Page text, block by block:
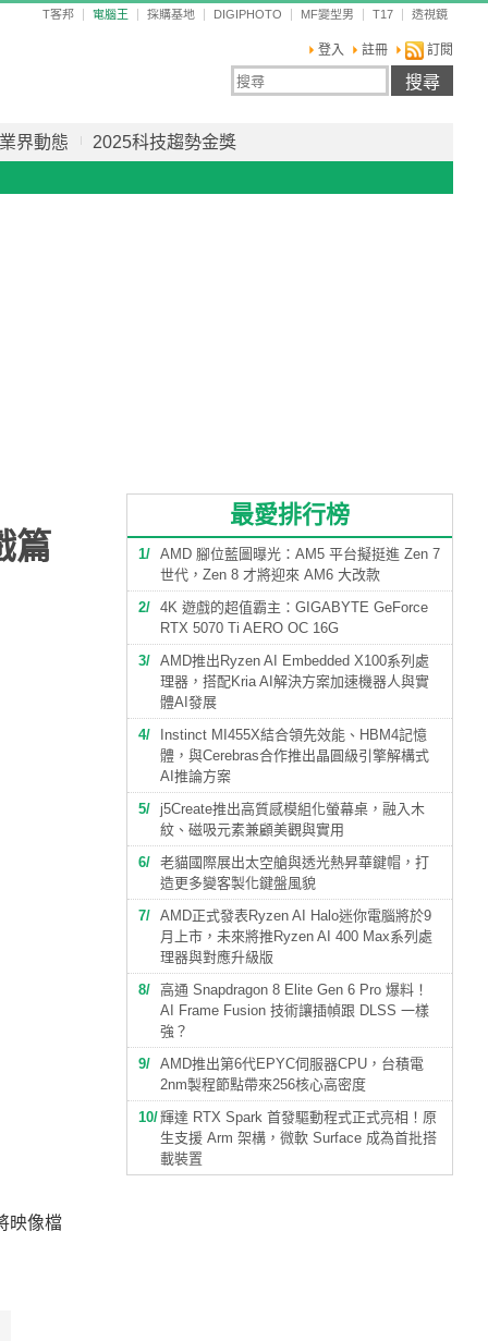
T客邦 電腦王 採購基地 DIGIPHOTO MF變型男 T17 透視鏡
登入 註冊 訂閱
業界動態 2025科技趨勢金獎
篇
映像檔
最愛排行榜
1
AMD 腳位藍圖曝光：AM5 平台擬挺進 Zen 7
世代，Zen 8 才將迎來 AM6 大改款
2
4K 遊戲的超值霸主：GIGABYTE GeForce
RTX 5070 Ti AERO OC 16G
3
AMD推出Ryzen AI Embedded X100系列處
理器，搭配Kria AI解決方案加速機器人與實
體AI發展
4
Instinct MI455X結合領先效能、HBM4記憶
體，與Cerebras合作推出晶圓級引擎解構式
AI推論方案
5
j5Create推出高質感模組化螢幕桌，融入木
紋、磁吸元素兼顧美觀與實用
6
老貓國際展出太空艙與透光熱昇華鍵帽，打
造更多變客製化鍵盤風貌
7
AMD正式發表Ryzen AI Halo迷你電腦將於9
月上市，未來將推Ryzen AI 400 Max系列處
理器與對應升級版
8
高通 Snapdragon 8 Elite Gen 6 Pro 爆料！
AI Frame Fusion 技術讓插幀跟 DLSS 一樣
強？
9
AMD推出第6代EPYC伺服器CPU，台積電
2nm製程節點帶來256核心高密度
10 輝達 RTX Spark 首發驅動程式正式亮相！原
生支援 Arm 架構，微軟 Surface 成為首批搭
載裝置